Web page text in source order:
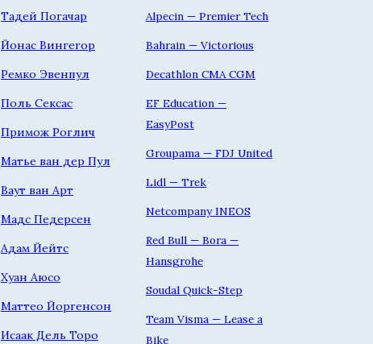
Тадей Погачар
Йонас Вингегор
Ремко Эвенпул
Поль Сексас
Примож Роглич
Матье ван дер Пул
Ваут ван Арт
Мадс Педерсен
Адам Йейтс
Хуан Аюсо
Маттео Йоргенсон
Исаак Дель Торо
Alpecin — Premier Tech
Bahrain — Victorious
Decathlon CMA CGM
EF Education —
EasyPost
Groupama — FDJ United
Lidl — Trek
Netcompany INEOS
Red Bull — Bora —
Hansgrohe
Soudal Quick-Step
Team Visma — Lease a
Bike